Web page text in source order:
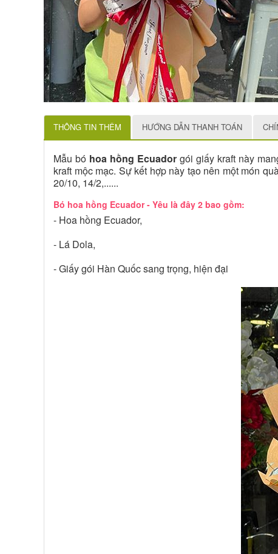
THÔNG TIN THÊM HƯỚNG DẪN THANH TOÁN
Mẫu bó hoa hồng Ecuadorgói giấy kraft này
kraft mộc mạc. Sự kết hợp này tạo nên một món
20/10, 14/2,......
Bó hoa hồng Ecuador - Yêu là đây 2 bao gồm:
- Hoa hồng Ecuador,
- Lá Dola,
- Giấy gói Hàn Quốc sang trọng, hiện đại